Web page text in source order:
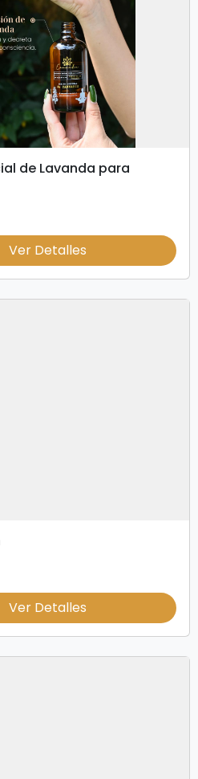
de Lavanda para
Ver Detalles
Ver Detalles